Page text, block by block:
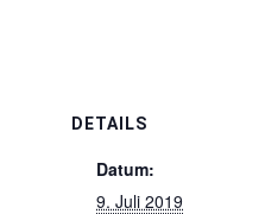
DETAILS
Datum:
9. Juli 2019